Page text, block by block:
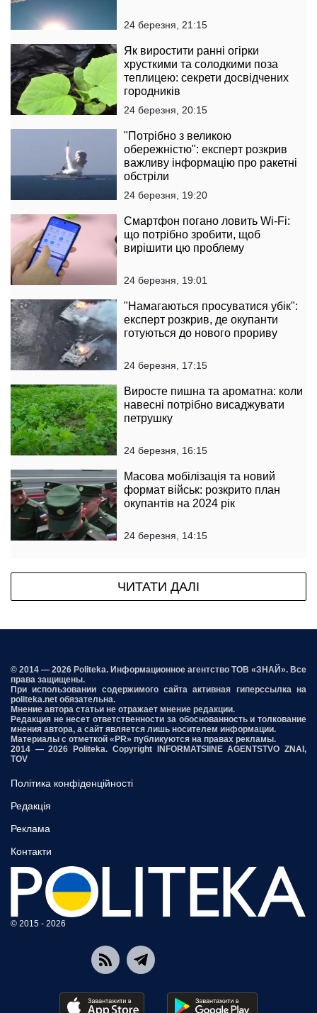
24 березня, 21:15
Як виростити ранні огірки
хрусткими та солодкими поза
теплицею: секрети досвідчених
городників
24 березня, 20:15
"Потрібно з великою
обережністю": експерт розкрив
важливу інформацію про ракетні
обстріли
24 березня, 19:20
Смартфон погано ловить Wi-Fi:
що потрібно зробити, щоб
вирішити цю проблему
24 березня, 19:01
"Намагаються просуватися убік":
експерт розкрив, де окупанти
готуються до нового прориву
24 березня, 17:15
Виросте пишна та ароматна: коли
навесні потрібно висаджувати
петрушку
24 березня, 16:15
Масова мобілізація та новий
формат військ: розкрито план
окупантів на 2024 рік
24 березня, 14:15
ЧИТАТИ ДАЛІ
© 2014 — 2026 Politeka. Информационное агентство ТОВ «ЗНАЙ». Все
права защищены.
При использовании содержимого сайта активная гиперссылка на
politeka.net обязательна.
Мнение автора статьи не отражает мнение редакции.
Редакция не несет ответственности за обоснованность и толкование
мнения автора, а сайт является лишь носителем информации.
Материалы с отметкой «PR» публикуются на правах рекламы.
2014 — 2026 Politeka. Copyright INFORMATSIINE AGENTSTVO ZNAI,
TOV
Політика конфіденційності
Редакція
Реклама
Контакти
© 2015 - 2026